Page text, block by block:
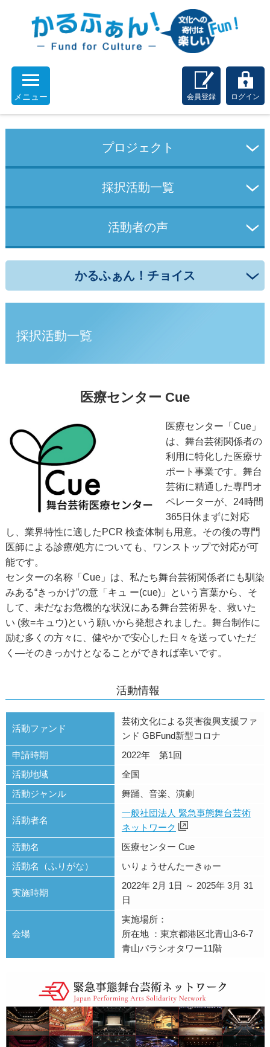
メニュー 会員登録 ログイン
プロジェクト
採択活動一覧
活動者の声
かるふぁん！チョイス
採択活動一覧
医療センター Cue
医療センター「Cue」
は、舞台芸術関係者の
利用に特化した医療サ
ポート事業です。舞台
芸術に精通した専門オ
ペレーターが、24時間
365日休まずに対応
し、業界特性に適したPCR 検査体制も用意。その後の専門
医師による診療/処方についても、ワンストップで対応が可
能です。
センターの名称「Cue」は、私たち舞台芸術関係者にも馴染
みある“きっかけ”の意「キュ ー(cue)」という言葉から、そ
して、未だなお危機的な状況にある舞台芸術界を、救いた
い (救=キュウ)という願いから発想されました。舞台制作に
励む多くの方々に、健やかで安心した日々を送っていただ
く―そのきっかけとなることができれば幸いです。
活動情報
活動ファンド
芸術文化による災害復興支援ファ
ンド GBFund新型コロナ
申請時期
2022年 第1回
活動地域
全国
活動ジャンル
舞踊、音楽、演劇
活動者名
一般社団法人 緊急事態舞台芸術
ネットワーク
活動名
医療センター Cue
活動名（ふりがな）
いりょうせんたーきゅー
実施時期
2022年 2月 1日 ～ 2025年 3月 31
日
会場
実施場所：
所在地 ：東京都港区北青山3-6-7
青山パラシオタワー11階